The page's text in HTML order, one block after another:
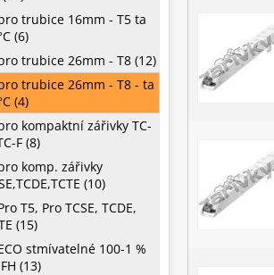
trubice 16mm - T5 ta
(6)
trubice 26mm - T8 (12)
trubice 26mm - T8 - ta
(4)
kompaktní zářivky TC-
F (8)
komp. zářivky
(10)
T5, Pro TCSE, TCDE,
(15)
stmívatelné 100-1 %
(13)